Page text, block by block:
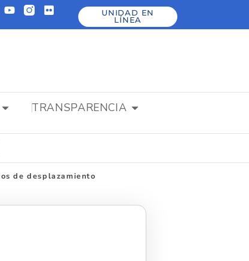
UNIDAD EN
LÍNEA
TRANSPARENCIA
de búsqueda
de desplazamiento